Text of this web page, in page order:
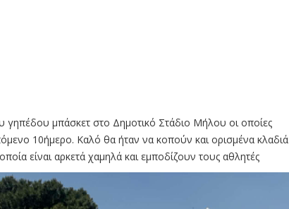
γηπέδου μπάσκετ στο Δημοτικό Στάδιο Μήλου οι οποίες
10ήμερο. Καλό θα ήταν να κοπούν και ορισμένα κλαδιά
είναι αρκετά χαμηλά και εμποδίζουν τους αθλητές